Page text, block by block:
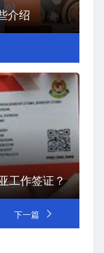
介绍
工作签证？
下一篇